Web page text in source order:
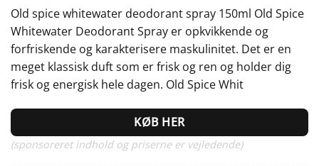
Old spice whitewater deodorant spray 150ml Old Spice
Whitewater Deodorant Spray er opkvikkende og
forfriskende og karakterisere maskulinitet. Det er en
meget klassisk duft som er frisk og ren og holder dig
frisk og energisk hele dagen. Old Spice Whit
KØB HER
(sponsoreret indhold og priserne er vejledende)